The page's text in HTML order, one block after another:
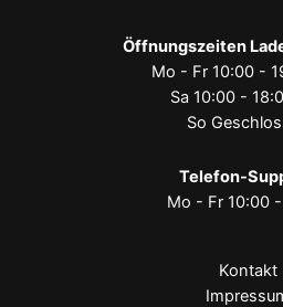
Öffnungszeiten
Mo - Fr 10:00 -
Sa 10:00 -
So
Telefon-
Mo - Fr 10:00
Kontakt